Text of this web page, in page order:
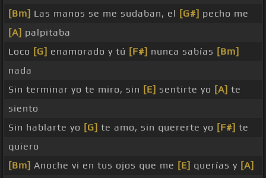
[Bm] Las manos se me sudaban, el [G#] pecho me
[A] palpitaba
Loco [G] enamorado y tú [F#] nunca sabías [Bm]
nada
Sin terminar yo te miro, sin [E] sentirte yo [A] te
siento
Sin hablarte yo [G] te amo, sin quererte yo [F#] te
quiero
[Bm] Anoche vi en tus ojos que me [E] querías y [A]